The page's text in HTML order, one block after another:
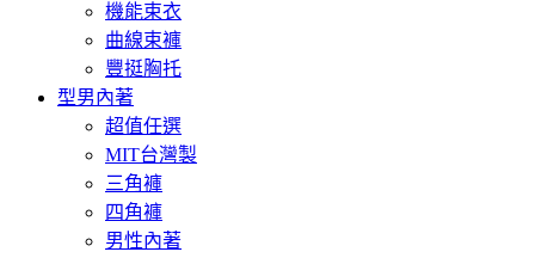
機能束衣
曲線束褲
豐挺胸托
型男內著
超值任選
MIT台灣製
三角褲
四角褲
男性內著